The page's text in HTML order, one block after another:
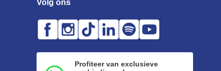
Volg ons
Profiteer van exclusieve